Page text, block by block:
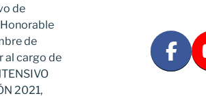
de
de
al cargo de
2021,